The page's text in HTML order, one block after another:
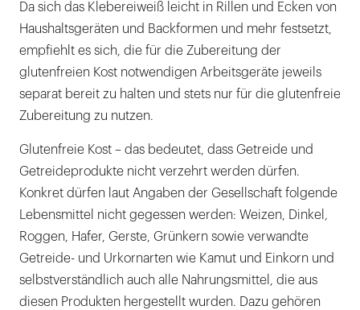
Da sich das Klebereiweiß leicht in Rillen und Ecken von
Haushaltsgeräten und Backformen und mehr festsetzt,
empfiehlt es sich, die für die Zubereitung der
glutenfreien Kost notwendigen Arbeitsgeräte jeweils
separat bereit zu halten und stets nur für die glutenfreie
Zubereitung zu nutzen.
Glutenfreie Kost – das bedeutet, dass Getreide und
Getreideprodukte nicht verzehrt werden dürfen.
Konkret dürfen laut Angaben der Gesellschaft folgende
Lebensmittel nicht gegessen werden: Weizen, Dinkel,
Roggen, Hafer, Gerste, Grünkern sowie verwandte
Getreide- und Urkornarten wie Kamut und Einkorn und
selbstverständlich auch alle Nahrungsmittel, die aus
diesen Produkten hergestellt wurden. Dazu gehören